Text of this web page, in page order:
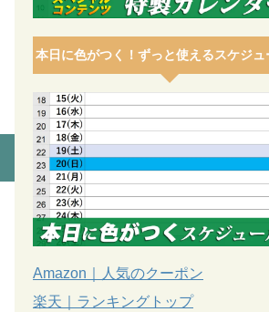
本日に色がつく！ずっと使えるスケジュ
Amazon｜人気のクーポン
楽天｜ランキングトップ